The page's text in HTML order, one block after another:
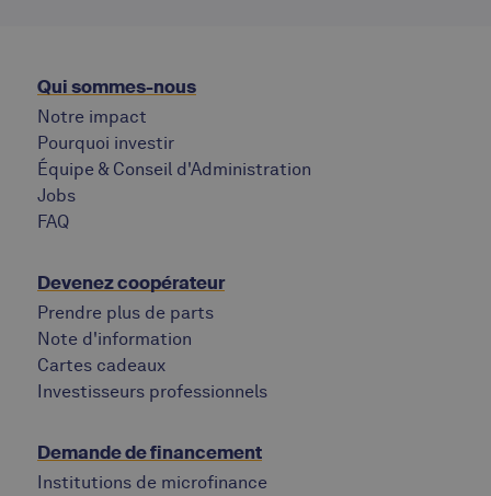
Qui sommes-nous
Notre impact
Pourquoi investir
Équipe & Conseil d'Administration
Jobs
‍FAQ
Devenez coopérateur
Prendre plus de parts
Note d'information
Cartes cadeaux
Investisseurs professionnels
Demande de financement
Institutions de microfinance